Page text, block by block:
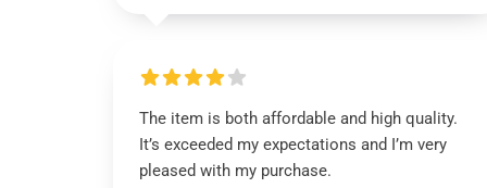
The item is both affordable and high quality.
It’s exceeded my expectations and I’m very
pleased with my purchase.